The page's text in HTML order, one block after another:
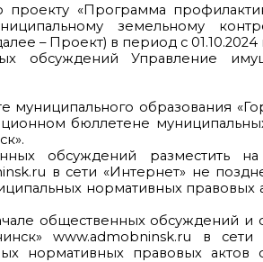
проекту «Программа
земельному
– Проект) в период с 01.10.2024
обсуждений Управление
муниципального образования
бюллетене
обсуждений разместить
в сети «Интернет» не
нормативных правовых
общественных обсуждений и
www.admobninsk.ru в
нормативных правовых актов